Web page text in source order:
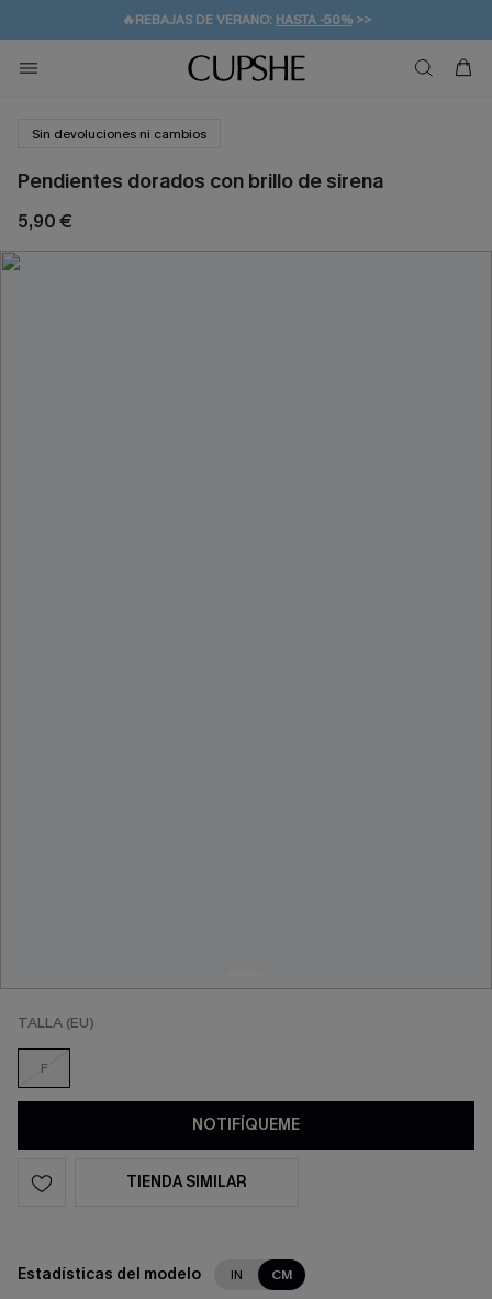
🔥REBAJAS DE VERANO: HASTA -50%>>
👒PROMOCIÓN DE VERANO:-10% EN 2 VESTIDOS
💌¡SUSCRIBIRSE & GANAR -10% EXTRA!
🚚ENVÍO GRATUITO A PARTIR DE 49 € >>
Sin devoluciones ni cambios
Pendientes dorados con brillo de sirena
5,90 €
TALLA (EU)
F
NOTIFÍQUEME
TIENDA SIMILAR
Estadísticas del modelo IN CM